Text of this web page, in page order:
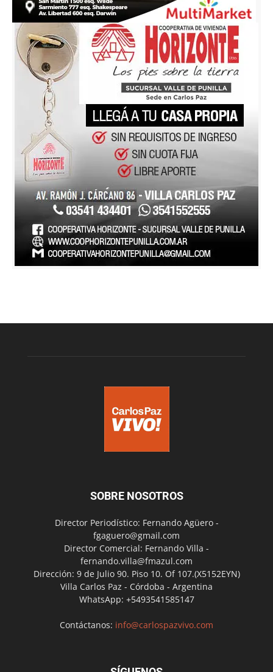
SOBRE NOSOTROS
Director Periodístico: Fernando Agüero -
fgaguero@gmail.com
Director Comercial: Fernando Villa -
fernando.villa@fmazul.com
Dirección: 9 de Julio 90. Piso 10. Of 107.(X5152EYN)
Villa Carlos Paz - Córdoba - Argentina
WhatsApp: +5493541585147
Contáctanos: info@carlospazvivo.com